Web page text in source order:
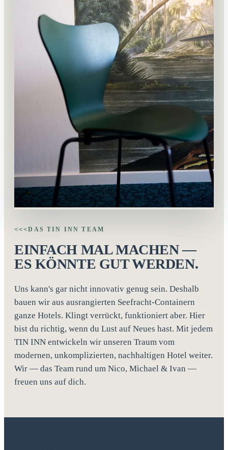
<<<DAS TIN INN TEAM
EINFACH MAL MACHEN —
ES KÖNNTE GUT WERDEN.
Uns kann's gar nicht innovativ genug sein. Deshalb
bauen wir aus ausrangierten Seefracht-Containern
ganze Hotels. Klingt verrückt, funktioniert aber. Hier
bist du richtig, wenn du Lust auf Neues hast. Mit jedem
TIN INN entwickeln wir unseren Traum vom
modernen, unkomplizierten, nachhaltigen Hotel weiter.
Wir — das Team rund um Nico, Michael & Ivan —
freuen uns auf dich.